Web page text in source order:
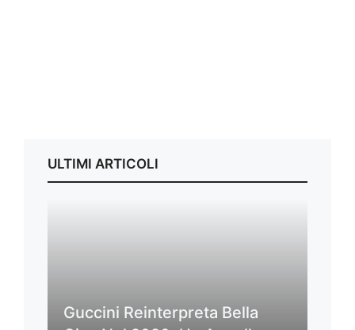
ULTIMI ARTICOLI
Guccini Reinterpreta Bella